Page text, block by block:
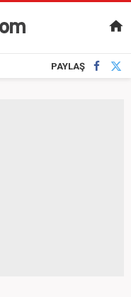
PAYLAŞ